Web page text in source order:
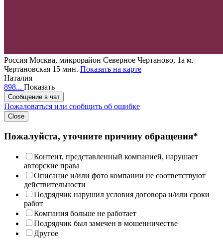
Россия Москва, микрорайон Северное Чертаново, 1а м.
Чертановская 15 мин. Показать на карте
Наталия
898... Показать
Сообщение в чат
Пожаловаться или сообщить об ошибке
Close
Пожалуйста, уточните причину обращения*
Контент, представленный компанией, нарушает
авторские права
Описание и/или фото компании не соответствуют
действительности
Подрядчик нарушил условия договора и/или сроки
работ
Компания больше не работает
Подрядчик был замечен в мошенничестве
Другое